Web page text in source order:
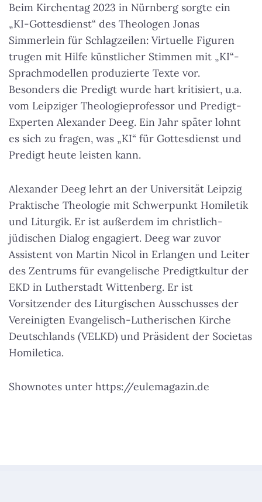
Beim Kirchentag 2023 in Nürnberg sorgte ein
„KI-Gottesdienst“ des Theologen Jonas
Simmerlein für Schlagzeilen: Virtuelle Figuren
trugen mit Hilfe künstlicher Stimmen mit „KI“-
Sprachmodellen produzierte Texte vor.
Besonders die Predigt wurde hart kritisiert, u.a.
vom Leipziger Theologieprofessor und Predigt-
Experten Alexander Deeg. Ein Jahr später lohnt
es sich zu fragen, was „KI“ für Gottesdienst und
Predigt heute leisten kann.
Alexander Deeg lehrt an der Universität Leipzig
Praktische Theologie mit Schwerpunkt Homiletik
und Liturgik. Er ist außerdem im christlich-
jüdischen Dialog engagiert. Deeg war zuvor
Assistent von Martin Nicol in Erlangen und Leiter
des Zentrums für evangelische Predigtkultur der
EKD in Lutherstadt Wittenberg. Er ist
Vorsitzender des Liturgischen Ausschusses der
Vereinigten Evangelisch-Lutherischen Kirche
Deutschlands (VELKD) und Präsident der Societas
Homiletica.
Shownotes unter https://eulemagazin.de